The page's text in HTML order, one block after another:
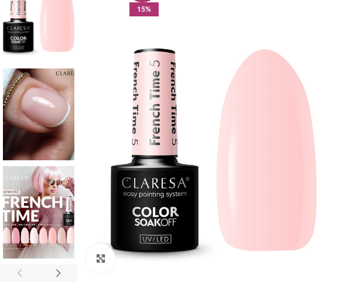
15%
Click to enlarge